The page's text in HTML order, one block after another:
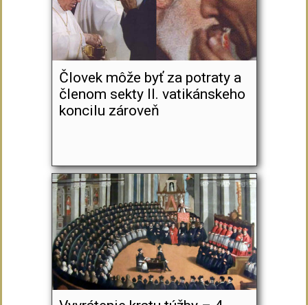
Človek môže byť za potraty a
členom sekty II. vatikánskeho
koncilu zároveň